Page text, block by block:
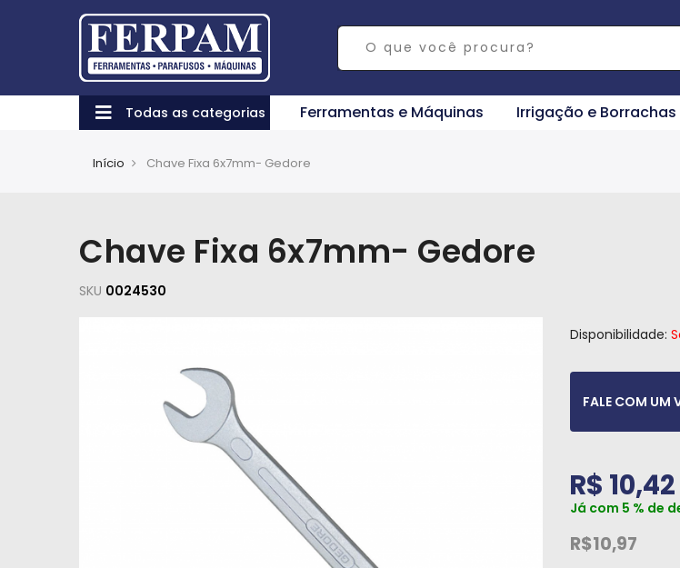
Todas as categorias Ferramentas e Máquinas Irrigação e Borrachas
Início Chave Fixa 6x7mm- Gedore
Chave Fixa 6x7mm- Gedore
SKU 0024530
Disponibilidade:
FALE COM UM
R$ 10,42
Já com 5 % de
R$10,97